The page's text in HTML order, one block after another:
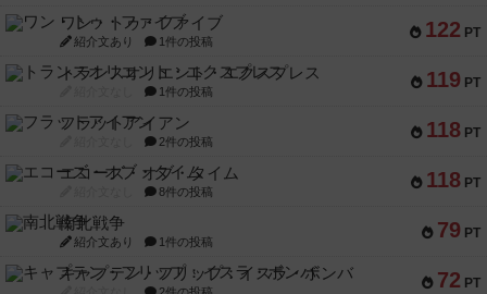
122 PT
ワン・トゥ・ファイブ
紹介文あり 1件の投稿
119 PT
トランスオリエント・エクスプレス
1件の投稿
118 PT
フラットアイアン
2件の投稿
118 PT
エコーズ・オブ・タイム
8件の投稿
79 PT
南北戦争
紹介文あり 1件の投稿
72 PT
キャプテン・フリップ：イスラ・ボンバ